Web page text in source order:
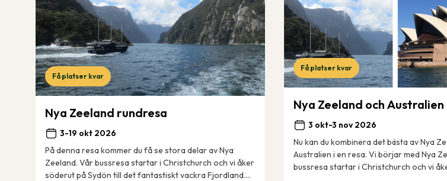
Få platser kvar
Nya Zeeland rundresa
3-19 okt 2026
På denna resa kommer du få se stora delar av Nya
Zeeland. Vår bussresa startar i Christchurch och vi åker
söderut på Sydön till det fantastiskt vackra Fjordland.
Få platser kvar
Nya Zeeland och Australien
3 okt-3 nov 2026
Nu kan du kombinera det bästa av Nya
Australien i en resa. Vi börjar med Nya
bussresa startar i Christchurch och vi